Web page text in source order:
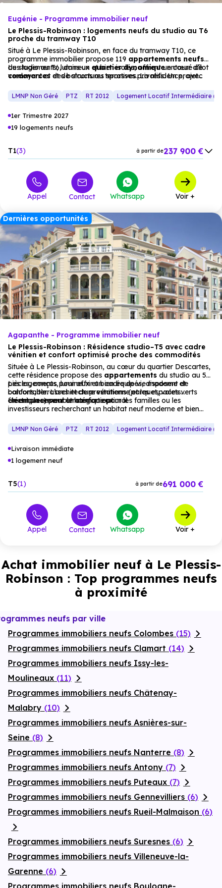
Eugénie - Programme immobilier neuf
Le Plessis-Robinson : logements neufs du studio au T6
proche du tramway T10
Situé à Le Plessis-Robinson, en face du tramway T10, ce
programme immobilier propose 119 appartements neufs
du studio au T6, dans un quartier dynamiqueentouré de
commerces et de structures sportives. La résidence, avec
uncadre résidentielapaisant.
Les logements, lumineux et bien isolés, offrent un cœur d’îlot
verdoyant et des balcons ou terrasses privatifs. Un projet
locatif, dans un environnement résidentiel apaisant et bien
desservi.
LMNP Non Géré PTZ RT 2012 Logement Locatif Intermédiaire
1er Trimestre 2027
19 logements neufs
T1 3 à partir de237 900 €
à partir de 376 200 €
à partir de 522 900 €
T5 2 à partir de574 800 €
Appel Contact Whatsapp Voir +
Dernières opportunités
Agapanthe - Programme immobilier neuf
Le Plessis-Robinson : Résidence studio–T5 avec cadre
vénitien et confort optimisé proche des commodités
Située à Le Plessis-Robinson, au cœur du quartier Descartes,
cette résidence propose des appartements du studio au 5
pièces, conçus pour offrir un cadre de vie moderne et
confortable. L’architecture vénitienne et les espaces verts
créent un ensemble harmonieux.
Les logements, lumineux et bien équipés, disposent de
balcons, terrasses et de prestations (parquet, volets
électriques) pour un confort optimal.
Un emplacement stratégique pour les familles ou les
investisseurs recherchant un habitat neuf moderne et bien
LMNP Non Géré PTZ RT 2012 Logement Locatif Intermédiaire
Livraison immédiate
1 logement neuf
T5 1 à partir de691 000 €
Appel Contact Whatsapp Voir +
Achat immobilier neuf à Le Plessis-
Robinson : Top programmes neufs
à proximité
neufs par ville
Programmes immobiliers neufs Colombes (15)
Programmes immobiliers neufs Clamart (14)
Programmes immobiliers neufs Issy-les-
Moulineaux (11)
Programmes immobiliers neufs Châtenay-
Malabry (10)
Programmes immobiliers neufs Asnières-sur-
Seine (8)
Programmes immobiliers neufs Nanterre (8)
Programmes immobiliers neufs Antony (7)
Programmes immobiliers neufs Puteaux (7)
Programmes immobiliers neufs Gennevilliers (6)
Programmes immobiliers neufs Rueil-Malmaison (6)
Programmes immobiliers neufs Suresnes (6)
Programmes immobiliers neufs Villeneuve-la-
Garenne (6)
Programmes immobiliers neufs Boulogne-